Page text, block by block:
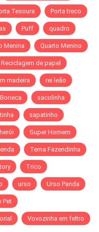
Tesoura Porta treco
Puff quadro
Menina Quarto Menino
Reciclagem de papel
madeira rei leão
sacolinha
sapatinho
Super Homem
Tema Fazendinha
Trico
urso Urso Panda
Pet
Vovozinha em feltro